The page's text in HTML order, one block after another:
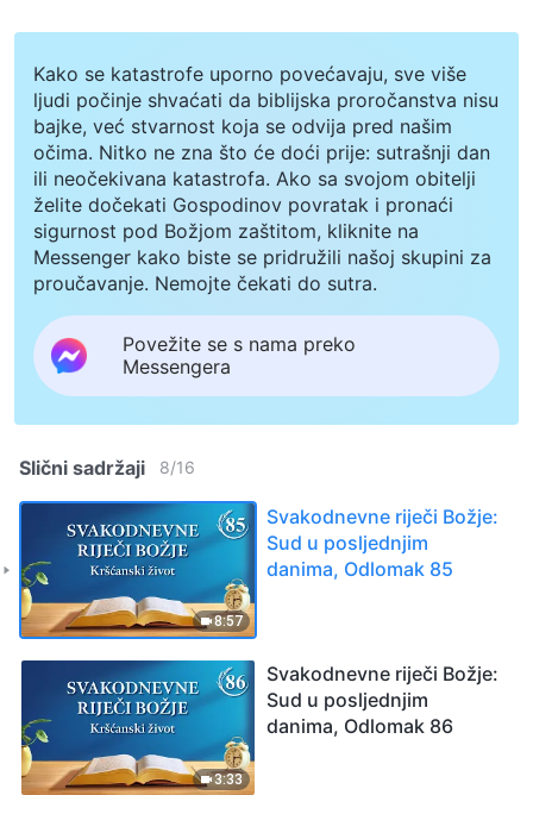
Kako se katastrofe uporno povećavaju, sve više
ljudi počinje shvaćati da biblijska proročanstva nisu
bajke, već stvarnost koja se odvija pred našim
očima. Nitko ne zna što će doći prije: sutrašnji dan
ili neočekivana katastrofa. Ako sa svojom obitelji
želite dočekati Gospodinov povratak i pronaći
sigurnost pod Božjom zaštitom, kliknite na
Messenger kako biste se pridružili našoj skupini za
proučavanje. Nemojte čekati do sutra.
Povežite se s nama preko
Messengera
Slični sadržaji 8/16
8:57
Svakodnevne riječi Božje:
Sud u posljednjim
danima, Odlomak 85
3:33
Svakodnevne riječi Božje:
Sud u posljednjim
danima, Odlomak 86